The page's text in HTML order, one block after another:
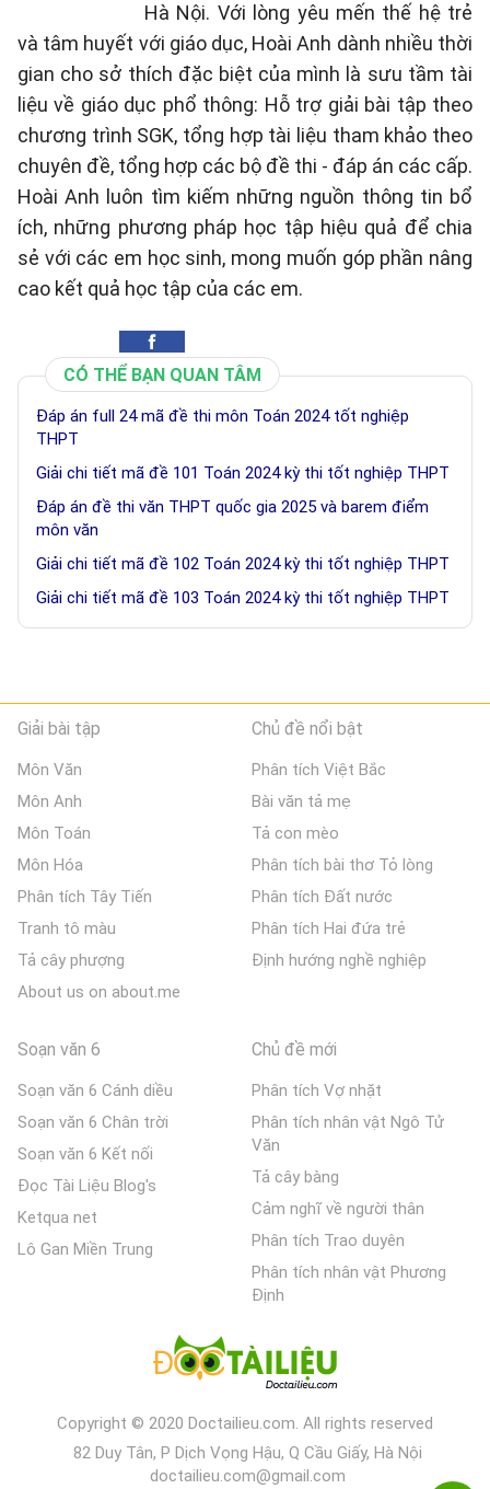
Hà Nội. Với lòng yêu mến thế hệ trẻ
và tâm huyết với giáo dục, Hoài Anh dành nhiều thời
gian cho sở thích đặc biệt của mình là sưu tầm tài
liệu về giáo dục phổ thông: Hỗ trợ giải bài tập theo
chương trình SGK, tổng hợp tài liệu tham khảo theo
chuyên đề, tổng hợp các bộ đề thi - đáp án các cấp.
Hoài Anh luôn tìm kiếm những nguồn thông tin bổ
ích, những phương pháp học tập hiệu quả để chia
sẻ với các em học sinh, mong muốn góp phần nâng
cao kết quả học tập của các em.
CÓ THỂ BẠN QUAN TÂM
Đáp án full 24 mã đề thi môn Toán 2024 tốt nghiệp
THPT
Giải chi tiết mã đề 101 Toán 2024 kỳ thi tốt nghiệp THPT
Đáp án đề thi văn THPT quốc gia 2025 và barem điểm
môn văn
Giải chi tiết mã đề 102 Toán 2024 kỳ thi tốt nghiệp THPT
Giải chi tiết mã đề 103 Toán 2024 kỳ thi tốt nghiệp THPT
Giải bài tập
Môn Văn
Môn Anh
Môn Toán
Môn Hóa
Phân tích Tây Tiến
Tranh tô màu
Tả cây phượng
About us on about.me
Chủ đề nổi bật
Phân tích Việt Bắc
Bài văn tả mẹ
Tả con mèo
Phân tích bài thơ Tỏ lòng
Phân tích Đất nước
Phân tích Hai đứa trẻ
Định hướng nghề nghiệp
Soạn văn 6
Soạn văn 6 Cánh diều
Soạn văn 6 Chân trời
Soạn văn 6 Kết nối
Đọc Tài Liệu Blog's
Ketqua net
Lô Gan Miền Trung
Chủ đề mới
Phân tích Vợ nhặt
Phân tích nhân vật Ngô Tử
Văn
Tả cây bàng
Cảm nghĩ về người thân
Phân tích Trao duyên
Phân tích nhân vật Phương
Định
Copyright © 2020 Doctailieu.com. All rights reserved
82 Duy Tân, P Dịch Vọng Hậu, Q Cầu Giấy, Hà Nội
doctailieu.com@gmail.com